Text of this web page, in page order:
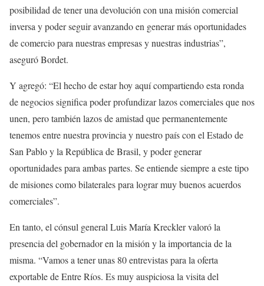
posibilidad de tener una devolución con una misión comercial
inversa y poder seguir avanzando en generar más oportunidades
de comercio para nuestras empresas y nuestras industrias”,
aseguró Bordet.
Y agregó: “El hecho de estar hoy aquí compartiendo esta ronda
de negocios significa poder profundizar lazos comerciales que nos
unen, pero también lazos de amistad que permanentemente
tenemos entre nuestra provincia y nuestro país con el Estado de
San Pablo y la República de Brasil, y poder generar
oportunidades para ambas partes. Se entiende siempre a este tipo
de misiones como bilaterales para lograr muy buenos acuerdos
comerciales”.
En tanto, el cónsul general Luis María Kreckler valoró la
presencia del gobernador en la misión y la importancia de la
misma. “Vamos a tener unas 80 entrevistas para la oferta
exportable de Entre Ríos. Es muy auspiciosa la visita del